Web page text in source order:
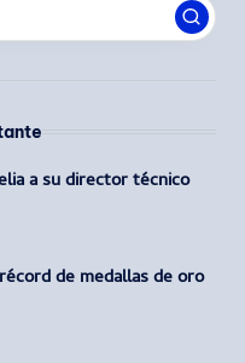
a su director técnico
de medallas de oro